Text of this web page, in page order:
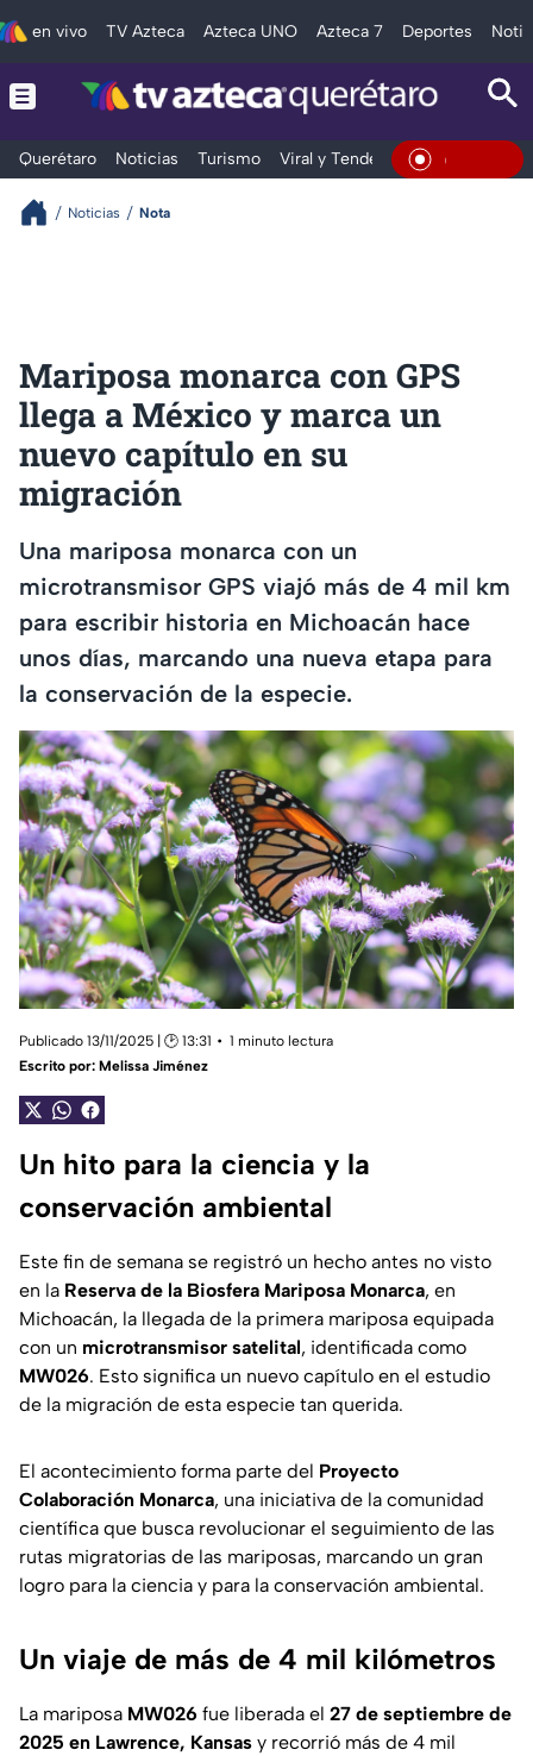
en vivo TV Azteca Azteca UNO Azteca 7 Deportes
Querétaro Noticias Turismo Viral y Tendencia Clima En Vivo
Noticias Nota
Mariposa monarca con GPS
llega a México y marca un
nuevo capítulo en su
migración
Una mariposa monarca con un
microtransmisor GPS viajó más de 4 mil km
para escribir historia en Michoacán hace
unos días, marcando una nueva etapa para
la conservación de la especie.
Publicado 13/11/2025 | 🕑 13:31
1 minuto lectura
Escrito por: Melissa Jiménez
Un hito para la ciencia y la
conservación ambiental
Este fin de semana se registró un hecho antes no visto
en la Reserva de la Biosfera Mariposa Monarca, en
Michoacán, la llegada de la primera mariposa equipada
con un microtransmisor satelital, identificada como
MW026. Esto significa un nuevo capítulo en el estudio
de la migración de esta especie tan querida.
El acontecimiento forma parte del Proyecto
Colaboración Monarca, una iniciativa de la comunidad
científica que busca revolucionar el seguimiento de las
rutas migratorias de las mariposas, marcando un gran
logro para la ciencia y para la conservación ambiental.
Un viaje de más de 4 mil kilómetros
La mariposa MW026 fue liberada el 27 de septiembre de
2025 en Lawrence, Kansas y recorrió más de 4 mil